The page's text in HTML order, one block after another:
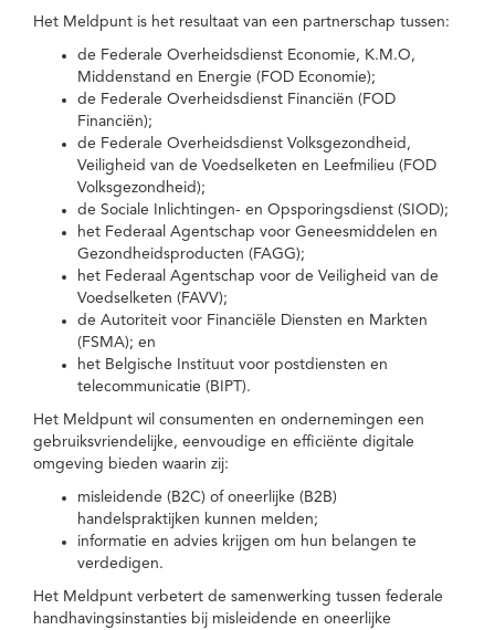
Het Meldpunt is het resultaat van een partnerschap tussen:
de Federale Overheidsdienst Economie, K.M.O,
Middenstand en Energie (FOD Economie);
de Federale Overheidsdienst Financiën (FOD
Financiën);
de Federale Overheidsdienst Volksgezondheid,
Veiligheid van de Voedselketen en Leefmilieu (FOD
Volksgezondheid);
de Sociale Inlichtingen- en Opsporingsdienst (SIOD);
het Federaal Agentschap voor Geneesmiddelen en
Gezondheidsproducten (FAGG);
het Federaal Agentschap voor de Veiligheid van de
Voedselketen (FAVV);
de Autoriteit voor Financiële Diensten en Markten
(FSMA); en
het Belgische Instituut voor postdiensten en
telecommunicatie (BIPT).
Het Meldpunt wil consumenten en ondernemingen een
gebruiksvriendelijke, eenvoudige en efficiënte digitale
omgeving bieden waarin zij:
misleidende (B2C) of oneerlijke (B2B)
handelspraktijken kunnen melden;
informatie en advies krijgen om hun belangen te
verdedigen.
Het Meldpunt verbetert de samenwerking tussen federale
handhavingsinstanties bij misleidende en oneerlijke